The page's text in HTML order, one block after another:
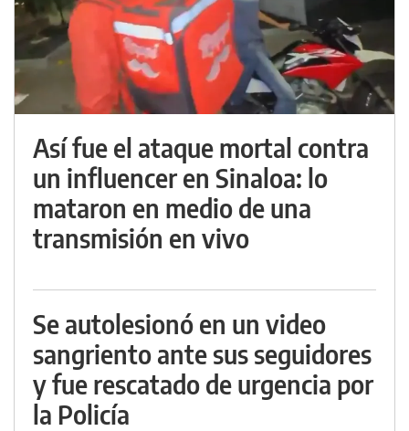
Así fue el ataque mortal contra
un influencer en Sinaloa: lo
mataron en medio de una
transmisión en vivo
Se autolesionó en un video
sangriento ante sus seguidores
y fue rescatado de urgencia por
la Policía